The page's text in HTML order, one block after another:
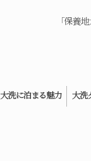
大洗に泊まる魅力 大洗
「保養